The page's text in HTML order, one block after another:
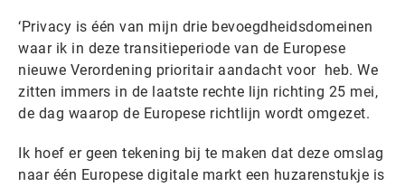
‘Privacy is één van mijn drie bevoegdheidsdomeinen
waar ik in deze transitieperiode van de Europese
nieuwe Verordening prioritair aandacht voor heb. We
zitten immers in de laatste rechte lijn richting 25 mei,
de dag waarop de Europese richtlijn wordt omgezet.
Ik hoef er geen tekening bij te maken dat deze omslag
naar één Europese digitale markt een huzarenstukje is